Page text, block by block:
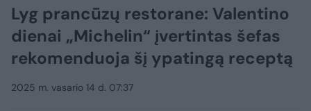
Lyg prancūzų restorane: Valentino
dienai „Michelin“ įvertintas šefas
rekomenduoja šį ypatingą receptą
2025 m. vasario 14 d. 07:37